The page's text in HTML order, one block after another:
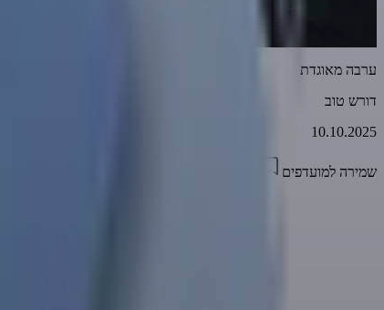
ערבה מאוגדת
דורש טוב
10.10.2025
שמירה למועדפים